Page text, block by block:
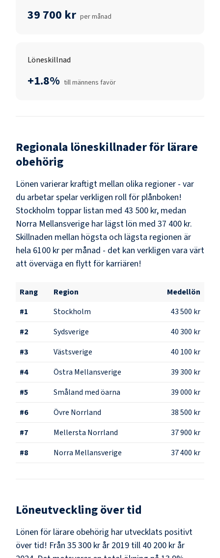
39 700 kr per månad
Löneskillnad
+1.8% till männens favör
Regionala löneskillnader för lärare
obehörig
Lönen varierar kraftigt mellan olika regioner - var
du arbetar spelar verkligen roll för plånboken!
Stockholm toppar listan med 43 500 kr, medan
Norra Mellansverige har lägst lön med 37 400 kr.
Skillnaden mellan högsta och lägsta regionen är
hela 6100 kr per månad - det kan verkligen vara värt
att överväga en flytt för karriären!
Rang Region
Medellön
#1 Stockholm
43 500 kr
#2 Sydsverige
40 300 kr
#3 Västsverige
40 100 kr
#4 Östra Mellansverige
39 300 kr
#5 Småland med öarna
39 000 kr
#6 Övre Norrland
38 500 kr
#7 Mellersta Norrland
37 900 kr
#8 Norra Mellansverige 37 400 kr
Löneutveckling över tid
Lönen för lärare obehörig har utvecklats positivt
över tid! Från 35 300 kr år 2019 till 40 200 kr år